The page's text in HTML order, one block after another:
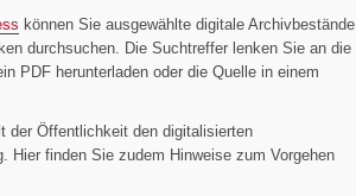
können Sie ausgewählte digitale Archivbestände
durchsuchen. Die Suchtreffer lenken Sie an die
PDF herunterladen oder die Quelle in einem
der Öffentlichkeit den digitalisierten
Hier finden Sie zudem Hinweise zum Vorgehen